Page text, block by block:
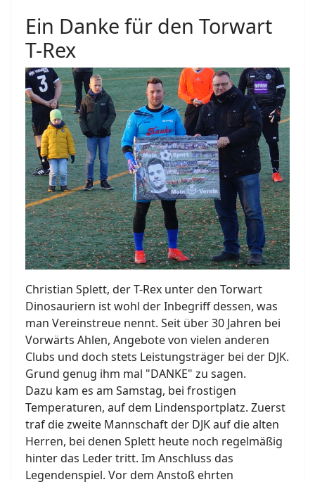
Ein Danke für den Torwart
T-Rex
Christian Splett, der T-Rex unter den Torwart
Dinosauriern ist wohl der Inbegriff dessen, was
man Vereinstreue nennt. Seit über 30 Jahren bei
Vorwärts Ahlen, Angebote von vielen anderen
Clubs und doch stets Leistungsträger bei der DJK.
Grund genug ihm mal "DANKE" zu sagen.
Dazu kam es am Samstag, bei frostigen
Temperaturen, auf dem Lindensportplatz. Zuerst
traf die zweite Mannschaft der DJK auf die alten
Herren, bei denen Splett heute noch regelmäßig
hinter das Leder tritt. Im Anschluss das
Legendenspiel. Vor dem Anstoß ehrten